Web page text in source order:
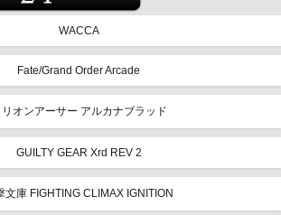
WACCA
Fate/Grand Order Arcade
リオンアーサー アルカナブラッド
GUILTY GEAR Xrd REV 2
文庫 FIGHTING CLIMAX IGNITION